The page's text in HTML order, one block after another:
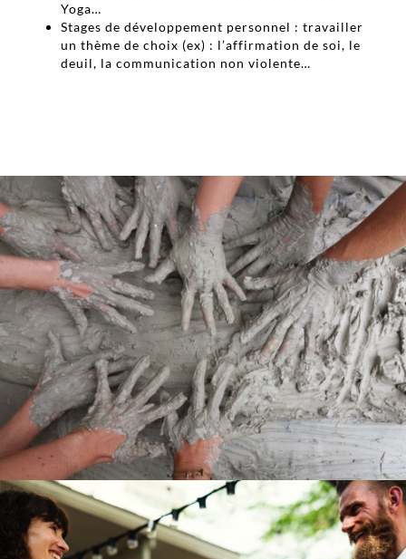
Yoga…
Stages de développement personnel : travailler
un thème de choix (ex) : l’affirmation de soi, le
deuil, la communication non violente…